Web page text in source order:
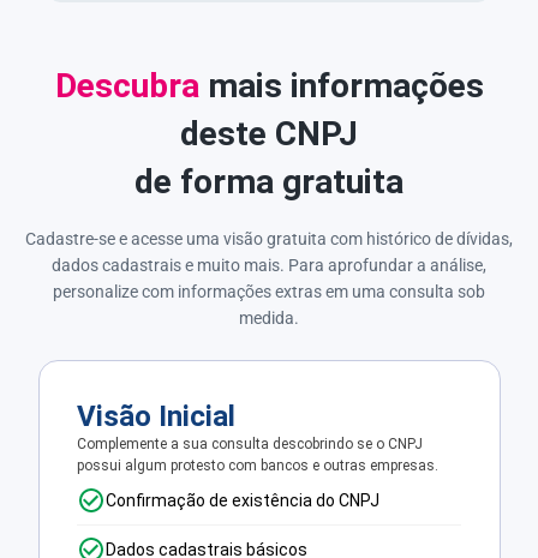
Descubramais informações
deste CNPJ
de forma gratuita
Cadastre-se e acesse uma visão gratuita com histórico de dívidas,
dados cadastrais e muito mais. Para aprofundar a análise,
personalize com informações extras em uma consulta sob
medida.
Visão Inicial
Complemente a sua consulta descobrindo se o CNPJ
possui algum protesto com bancos e outras empresas.
Confirmação de existência do CNPJ
Dados cadastrais básicos